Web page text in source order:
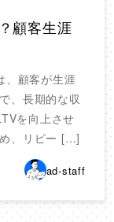
顧客生涯
、顧客が生涯
、長期的な収
を向上させ
、リピー […]
ad-staff